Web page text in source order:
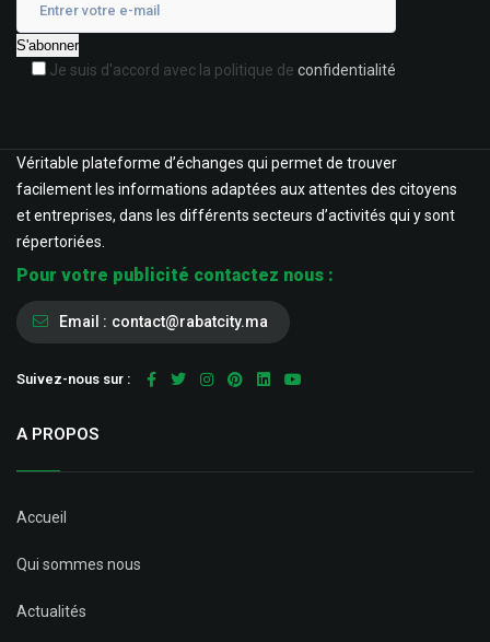
Je suis d'accord avec la politique de confidentialité
Véritable plateforme d’échanges qui permet de trouver
facilement les informations adaptées aux attentes des citoyens
et entreprises, dans les différents secteurs d’activités qui y sont
répertoriées.
Pour votre publicité contactez nous :
Email : contact@rabatcity.ma
Suivez-nous sur :
A PROPOS
Accueil
Qui sommes nous
Actualités